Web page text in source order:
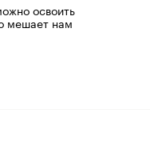
освоить
мешает нам